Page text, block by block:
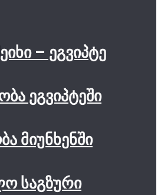
– ეგვიპტე
ეგვიპტეში
მიუნხენში
საგზური